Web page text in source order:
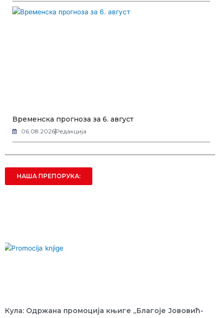
Временска прогноза за 6. август
06.08.2026Редакција
НАША ПРЕПОРУКА:
Кула: Одржана промоција књиге „Благоје Јововић-